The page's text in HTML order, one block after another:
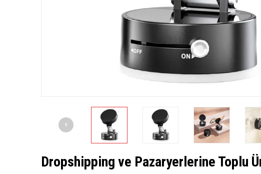
Dropshipping ve Pazaryerlerine Toplu